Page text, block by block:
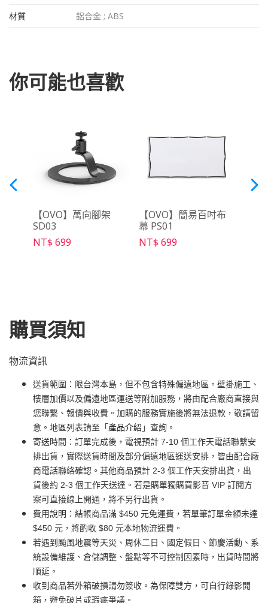
材質
鋁合金 ; ABS
你可能也喜歡
【OVO】萬向腳架
SD03
NT$ 699
【OVO】簡易百吋布
幕 PS01
NT$ 699
購買須知
物流資訊
送貨範圍：限台灣本島，但不包含特殊偏遠地區。壁掛施工、
樓層加價以及偏遠地區運送等附加服務，將由配合廠商直接與
您聯繫、報價與收費。加購的服務實施後將無法退款，敬請留
意。地區列表請至「 產品介紹 」查詢。
寄送時間：訂單完成後，電視預計 7-10 個工作天電話聯繫安
排出貨，實際送貨時間及部分偏遠地區運送安排，皆由配合廠
商電話聯絡確認。其他商品預計 2-3 個工作天安排出貨，出
貨後約 2-3 個工作天送達。若是購單獨購買影音 VIP 訂閱方
案可直接線上開通，將不另行出貨。
費用說明：結帳商品滿 $450 元免運費，若單筆訂單金額未達
$450 元，將酌收 $80 元本地物流運費。
若遇到颱風地震等天災、周休二日、國定假日、節慶活動、系
統設備維護、倉儲調整、盤點等不可控制因素時，出貨時間將
順延。
收到商品若外箱破損請勿簽收。為保障雙方，可自行錄影開
箱，避免破片或瑕疵爭議。